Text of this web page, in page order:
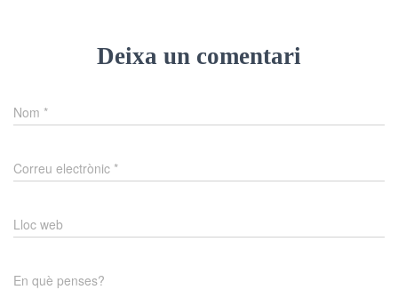
Deixa un comentari
Nom *
Correu electrònic *
Lloc web
En què penses?